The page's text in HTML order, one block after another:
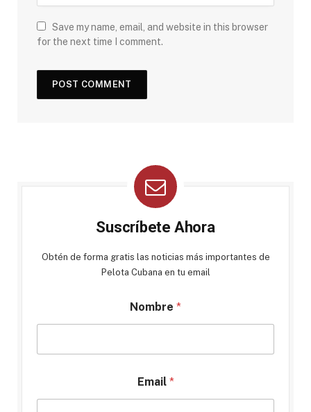
Save my name, email, and website in this browser
for the next time I comment.
Suscríbete Ahora
Obtén de forma gratis las noticias más importantes de
Pelota Cubana en tu email
Nombre *
Email *